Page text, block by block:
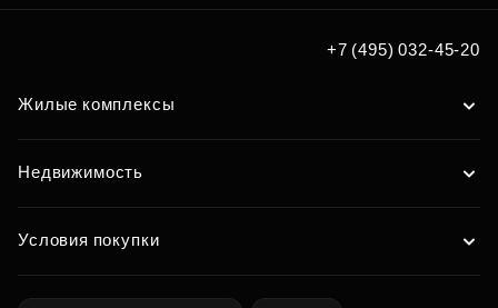
+7 (495) 032-45-20
Жилые комплексы
Недвижимость
Условия покупки